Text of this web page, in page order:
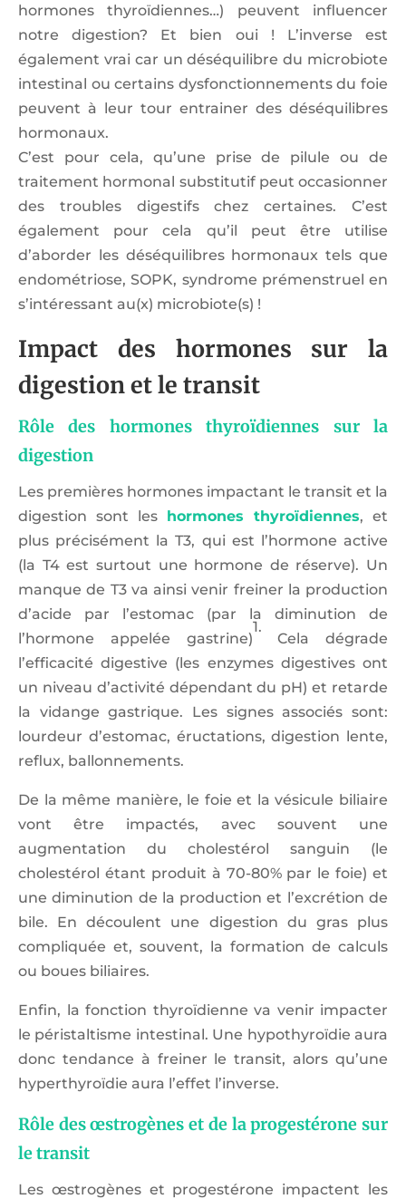
hormones thyroïdiennes…) peuvent influencer
notre digestion? Et bien oui ! L’inverse est
également vrai car un déséquilibre du microbiote
intestinal ou certains dysfonctionnements du foie
peuvent à leur tour entrainer des déséquilibres
hormonaux.
C’est pour cela, qu’une prise de pilule ou de
traitement hormonal substitutif peut occasionner
des troubles digestifs chez certaines. C’est
également pour cela qu’il peut être utilise
d’aborder les déséquilibres hormonaux tels que
endométriose, SOPK, syndrome prémenstruel en
s’intéressant au(x) microbiote(s) !
Impact des hormones sur la
digestion et le transit
Rôle des hormones thyroïdiennes sur la
digestion
Les premières hormones impactant le transit et la
digestion sont les hormones thyroïdiennes, et
plus précisément la T3, qui est l’hormone active
(la T4 est surtout une hormone de réserve). Un
manque de T3 va ainsi venir freiner la production
d’acide par l’estomac (par la diminution de
l’hormone appelée gastrine)
1.
Cela dégrade
l’efficacité digestive (les enzymes digestives ont
un niveau d’activité dépendant du pH) et retarde
la vidange gastrique. Les signes associés sont:
lourdeur d’estomac, éructations, digestion lente,
reflux, ballonnements.
De la même manière, le foie et la vésicule biliaire
vont être impactés, avec souvent une
augmentation du cholestérol sanguin (le
cholestérol étant produit à 70-80% par le foie) et
une diminution de la production et l’excrétion de
bile. En découlent une digestion du gras plus
compliquée et, souvent, la formation de calculs
ou boues biliaires.
Enfin, la fonction thyroïdienne va venir impacter
le péristaltisme intestinal. Une hypothyroïdie aura
donc tendance à freiner le transit, alors qu’une
hyperthyroïdie aura l’effet l’inverse.
Rôle des œstrogènes et de la progestérone sur
le transit
Les œstrogènes et progestérone impactent les